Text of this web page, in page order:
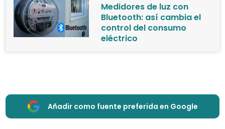
Medidores de luz con
Bluetooth: así cambia el
control del consumo
eléctrico
Añadir como fuente preferida en Google